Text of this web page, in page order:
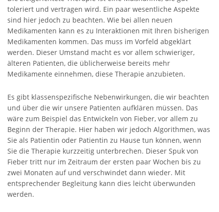
toleriert und vertragen wird. Ein paar wesentliche Aspekte
sind hier jedoch zu beachten. Wie bei allen neuen
Medikamenten kann es zu Interaktionen mit Ihren bisherigen
Medikamenten kommen. Das muss im Vorfeld abgeklärt
werden. Dieser Umstand macht es vor allem schwieriger,
älteren Patienten, die üblicherweise bereits mehr
Medikamente einnehmen, diese Therapie anzubieten.
Es gibt klassenspezifische Nebenwirkungen, die wir beachten
und über die wir unsere Patienten aufklären müssen. Das
wäre zum Beispiel das Entwickeln von Fieber, vor allem zu
Beginn der Therapie. Hier haben wir jedoch Algorithmen, was
Sie als Patientin oder Patientin zu Hause tun können, wenn
Sie die Therapie kurzzeitig unterbrechen. Dieser Spuk von
Fieber tritt nur im Zeitraum der ersten paar Wochen bis zu
zwei Monaten auf und verschwindet dann wieder. Mit
entsprechender Begleitung kann dies leicht überwunden
werden.